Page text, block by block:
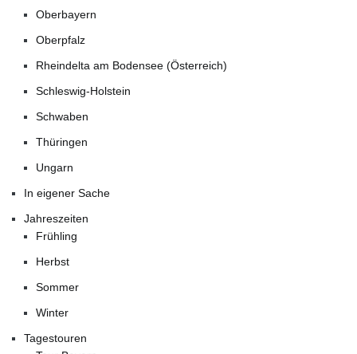
Oberbayern
Oberpfalz
Rheindelta am Bodensee (Österreich)
Schleswig-Holstein
Schwaben
Thüringen
Ungarn
In eigener Sache
Jahreszeiten
Frühling
Herbst
Sommer
Winter
Tagestouren